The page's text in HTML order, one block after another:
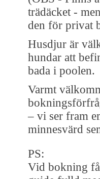
trädäcket -
den för privat
Husdjur är
hundar att
bada i poolen.
Varmt
– vi ser fram
minnesvärd
PS:
Vid bokning